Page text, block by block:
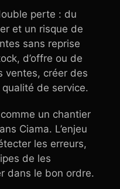
perte : du
et un risque de
sans reprise
d’offre ou de
ventes, créer des
de service.
un chantier
Ciama. L’enjeu
les erreurs,
de les
dans le bon ordre.